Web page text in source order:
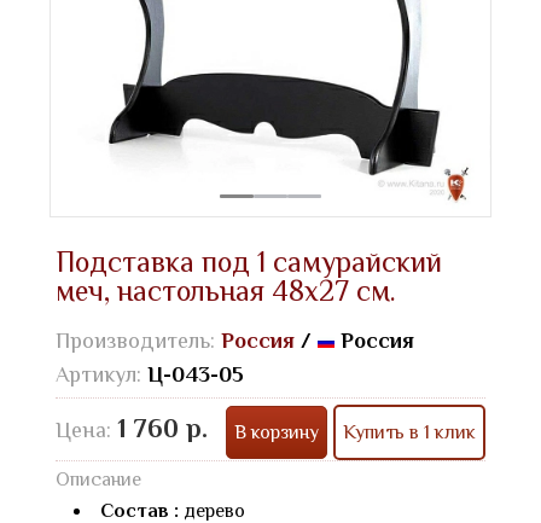
Подставка под 1 самурайский
меч, настольная 48х27 см.
Производитель: Россия /
Россия
Артикул: Ц-043-05
Цена: 1 760 р. В корзину Купить в 1 клик
Описание
Состав : дерево